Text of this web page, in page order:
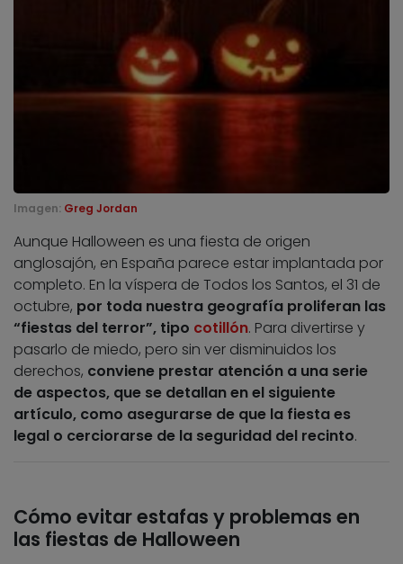
Imagen: Greg Jordan
Aunque Halloween es una fiesta de origen
anglosajón, en España parece estar implantada por
completo. En la víspera de Todos los Santos, el 31 de
octubre, por toda nuestra geografía proliferan las
“fiestas del terror”, tipo cotillón. Para divertirse y
pasarlo de miedo, pero sin ver disminuidos los
derechos, conviene prestar atención a una serie
de aspectos, que se detallan en el siguiente
artículo, como asegurarse de que la fiesta es
legal o cerciorarse de la seguridad del recinto.
Cómo evitar estafas y problemas en
las fiestas de Halloween